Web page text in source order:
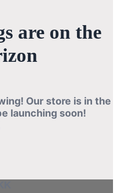
are on the
Our store is in the
launching soon!